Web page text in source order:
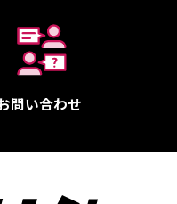
問い合わせ